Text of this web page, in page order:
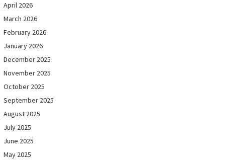
April 2026
March 2026
February 2026
January 2026
December 2025
November 2025
October 2025
September 2025
August 2025
July 2025
June 2025
May 2025